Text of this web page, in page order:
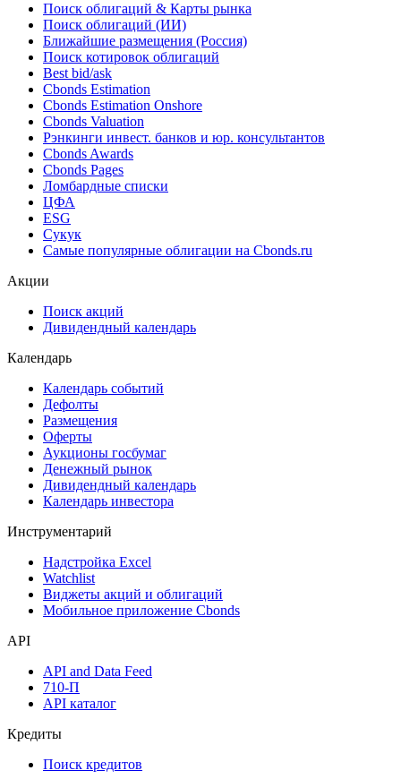
Поиск облигаций & Карты рынка
Поиск облигаций (ИИ)
Ближайшие размещения (Россия)
Поиск котировок облигаций
Best bid/ask
Cbonds Estimation
Cbonds Estimation Onshore
Cbonds Valuation
Рэнкинги инвест. банков и юр. консультантов
Cbonds Awards
Cbonds Pages
Ломбардные списки
ЦФА
ESG
Сукук
Самые популярные облигации на Cbonds.ru
Акции
Поиск акций
Дивидендный календарь
Календарь
Календарь событий
Дефолты
Размещения
Оферты
Аукционы госбумаг
Денежный рынок
Дивидендный календарь
Календарь инвестора
Инструментарий
Надстройка Excel
Watchlist
Виджеты акций и облигаций
Мобильное приложение Cbonds
API
API and Data Feed
710-П
API каталог
Кредиты
Поиск кредитов